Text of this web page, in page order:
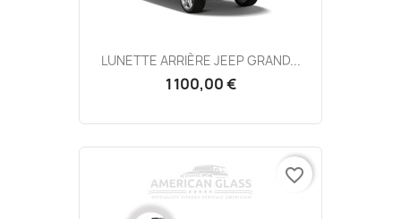
LUNETTE ARRIÈRE JEEP GRAND...
1 100,00 €
favorite_border